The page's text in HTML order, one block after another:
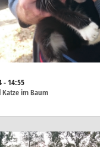
- 14:55
im Baum